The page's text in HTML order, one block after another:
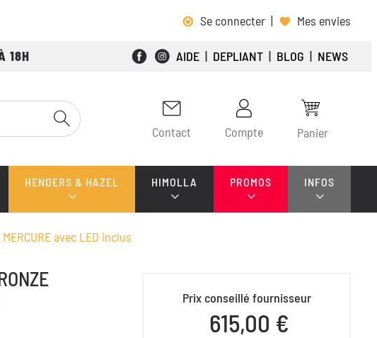
Se connecter | Mes envies
18H AIDE | DEPLIANT | BLOG | NEWS
Contact Compte Panier
HENDERS & HAZEL HIMOLLA PROMOS INFOS
avec LED inclus
Prix conseillé fournisseur
615,00 €